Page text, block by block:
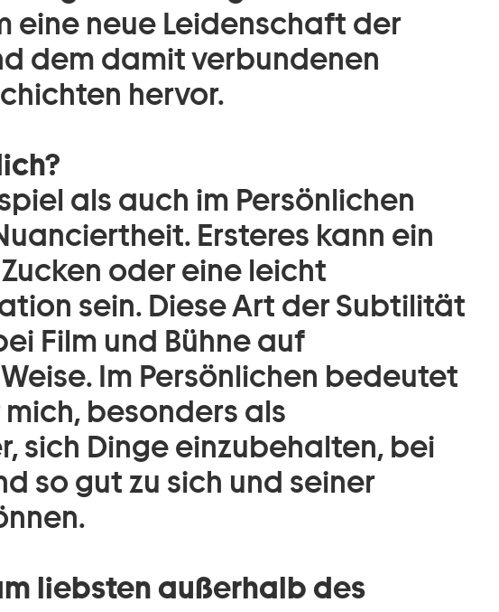
eine neue Leidenschaft der
dem damit verbundenen
hervor.
als auch im Persönlichen
Ersteres kann ein
oder eine leicht
sein. Diese Art der Subtilität
Film und Bühne auf
Im Persönlichen bedeutet
besonders als
sich Dinge einzubehalten, bei
so gut zu sich und seiner
liebsten außerhalb des